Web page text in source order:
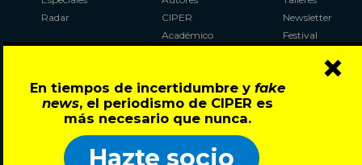
En tiempos de incertidumbre y fake
news, el periodismo de CIPER es
más necesario que nunca.
Hazte socio
×
Radar
CIPER
Académico
Al Plebiscito
con CIPER
Newsletter
Festival